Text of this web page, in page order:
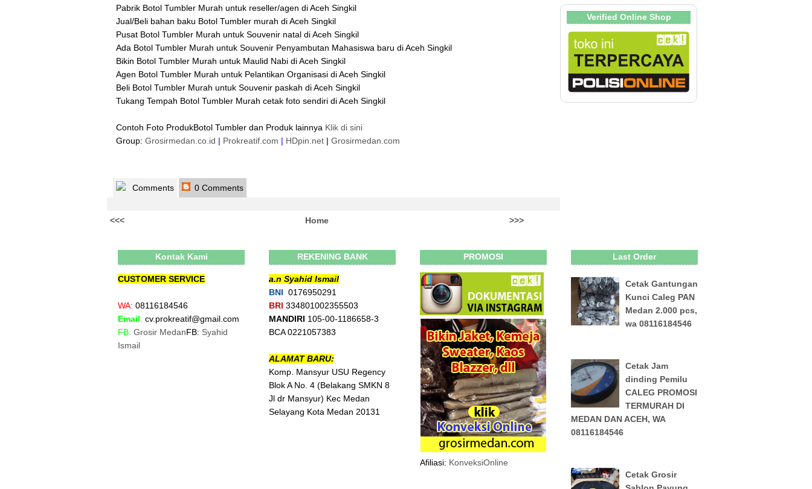
Pabrik Botol Tumbler Murah untuk reseller/agen di Aceh Singkil
Jual/Beli bahan baku Botol Tumbler murah di Aceh Singkil
Pusat Botol Tumbler Murah untuk Souvenir natal di Aceh Singkil
Ada Botol Tumbler Murah untuk Souvenir Penyambutan Mahasiswa baru di Aceh Singkil
Bikin Botol Tumbler Murah untuk Maulid Nabi di Aceh Singkil
Agen Botol Tumbler Murah untuk Pelantikan Organisasi di Aceh Singkil
Beli Botol Tumbler Murah untuk Souvenir paskah di Aceh Singkil
Tukang Tempah Botol Tumbler Murah cetak foto sendiri di Aceh Singkil
Contoh Foto ProdukBotol Tumbler dan Produk lainnya Klik di sini
Group: Grosirmedan.co.id | Prokreatif.com | HDpin.net | Grosirmedan.com
Comments 0 Comments
<<< >>>
Home
Verified Online Shop
Kontak Kami
CUSTOMER SERVICE
WA: 08116184546
Email: cv.prokreatif@gmail.com
FB: Grosir MedanFB: Syahid
Ismail
REKENING BANK
a.n Syahid Ismail
BNI 0176950291
BRI 334801002355503
MANDIRI 105-00-1186658-3
BCA 0221057383
ALAMAT BARU:
Komp. Mansyur USU Regency
Blok A No. 4 (Belakang SMKN 8
Jl dr Mansyur) Kec Medan
Selayang Kota Medan 20131
PROMOSI
Afiliasi: KonveksiOnline
Last Order
Cetak Gantungan
Kunci Caleg PAN
Medan 2.000 pcs,
wa 08116184546
Cetak Jam
dinding Pemilu
CALEG PROMOSI
TERMURAH DI
MEDAN DAN ACEH, WA
08116184546
Cetak Grosir